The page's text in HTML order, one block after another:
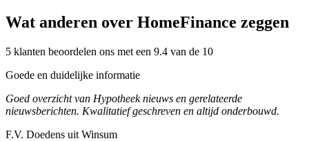
Wat anderen over HomeFinance zeggen
5 klanten beoordelen ons met een 9.4 van de 10
Goede en duidelijke informatie
Goed overzicht van Hypotheek nieuws en gerelateerde
nieuwsberichten. Kwalitatief geschreven en altijd onderbouwd.
F.V. Doedens uit Winsum